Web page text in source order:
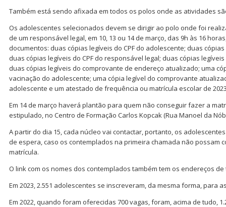
Também está sendo afixada em todos os polos onde as atividades
Os adolescentes selecionados devem se dirigir ao polo onde foi
de um responsável legal, em 10, 13 ou 14 de março, das 9h às 16
documentos: duas cópias legíveis do CPF do adolescente; duas
duas cópias legíveis do CPF do responsável legal; duas cópias
duas cópias legíveis do comprovante de endereço atualizado; uma
vacinação do adolescente; uma cópia legível do comprovante
adolescente e um atestado de frequência ou matrícula escolar de
Em 14 de março haverá plantão para quem não conseguir fazer a
estipulado, no Centro de Formação Carlos Kopcak (Rua Manoel da
A partir do dia 15, cada núcleo vai contactar, portanto, os
de espera, caso os contemplados na primeira chamada não possam
matrícula.
O link com os nomes dos contemplados também tem os endereços
Em 2023, 2.551 adolescentes se inscreveram, da mesma forma, para
Em 2022, quando foram oferecidas 700 vagas, foram, acima de tudo,